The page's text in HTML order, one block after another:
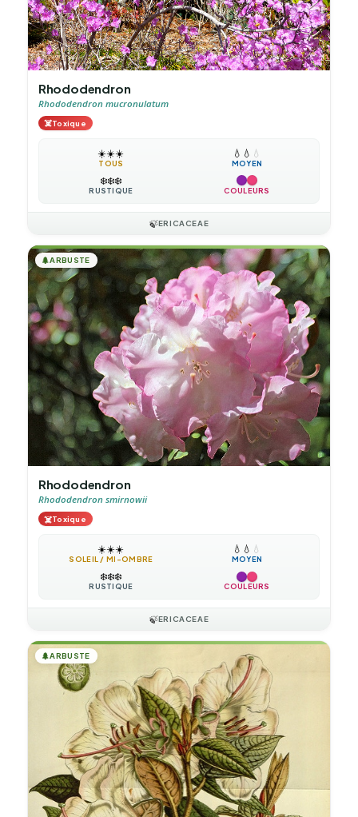
Rhododendron
Rhododendron mucronulatum
☠️Toxique
☀️☀️☀️
TOUS
💧 💧 💧
MOYEN
❄️❄️❄️
RUSTIQUE COULEURS
🍃ERICACEAE
🌲ARBUSTE
Rhododendron
Rhododendron smirnowii
☠️Toxique
☀️☀️☀️
SOLEIL / MI-OMBRE
💧 💧 💧
MOYEN
❄️❄️❄️
RUSTIQUE COULEURS
🍃ERICACEAE
🌲ARBUSTE